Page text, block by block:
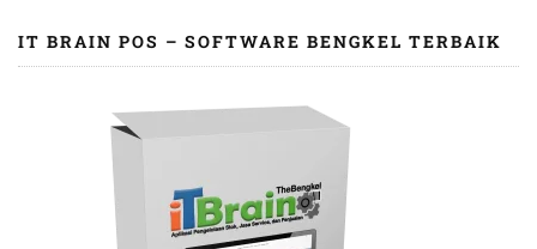
IT BRAIN POS – SOFTWARE BENGKEL TERBAIK